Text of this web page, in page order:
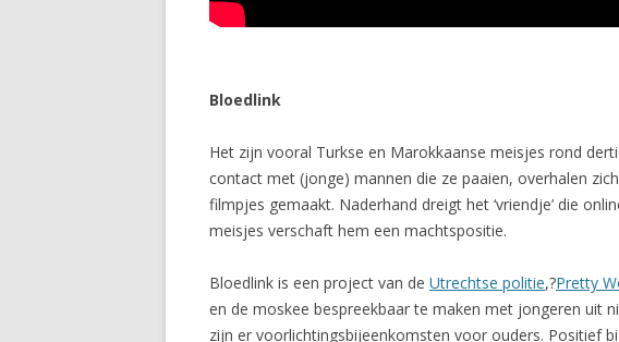
Bloedlink
Het zijn vooral Turkse en Marokkaanse meisjes rond
contact met (jonge) mannen die ze paaien, overhalen
filmpjes gemaakt. Naderhand dreigt het ‘vriendje’ die
meisjes verschaft hem een machtspositie.
Bloedlink is een project van de Utrechtse politie,?Pretty
en de moskee bespreekbaar te maken met jongeren uit
zijn er voorlichtingsbijeenkomsten voor ouders. Positief